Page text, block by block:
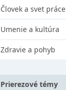
Človek a svet práce
Umenie a kultúra
Zdravie a pohyb
Prierezové témy